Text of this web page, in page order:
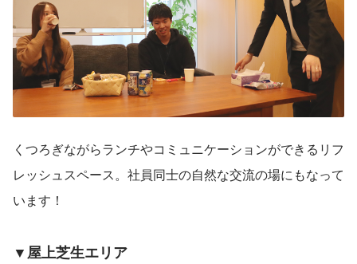
くつろぎながらランチやコミュニケーションができるリフ
レッシュスペース。社員同士の自然な交流の場にもなって
います！
▼屋上芝生エリア